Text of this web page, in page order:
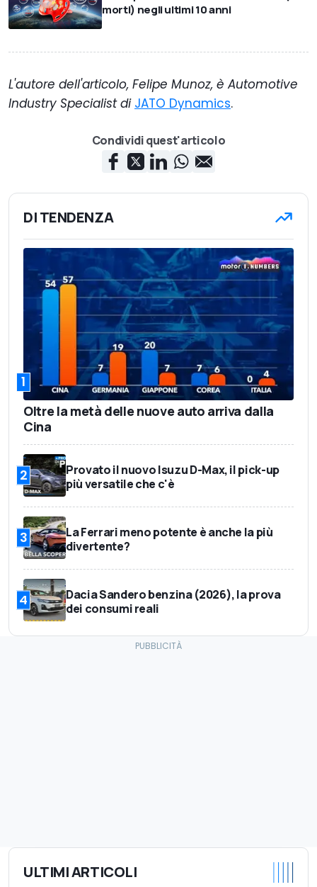
morti) negli ultimi 10 anni
L'autore dell'articolo, Felipe Munoz, è Automotive
Industry Specialist di JATO Dynamics.
Condividi quest'articolo
DI TENDENZA
1
Oltre la metà delle nuove auto arriva dalla
Cina
2
Provato il nuovo Isuzu D-Max, il pick-up
più versatile che c'è
3
La Ferrari meno potente è anche la più
divertente?
4
Dacia Sandero benzina (2026), la prova
dei consumi reali
ULTIMI ARTICOLI